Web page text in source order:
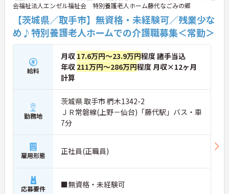
会福祉法人エンゼル福祉会 特別養護老人ホーム藤代なごみの郷
【茨城県／取手市】無資格・未経験可／残業少な
め♪特別養護老人ホームでの介護職募集＜常勤＞
給料
月収 17.6万円～23.9万円程度 諸手当込
年収 211万円～286万円程度 月収×12ヶ月
計算
勤務地
茨城県 取手市 椚木1342-2
ＪＲ常磐線(上野－仙台)「藤代駅」バス・車
7分
雇用形態 正社員(正職員)
応募要件 ■無資格・未経験可